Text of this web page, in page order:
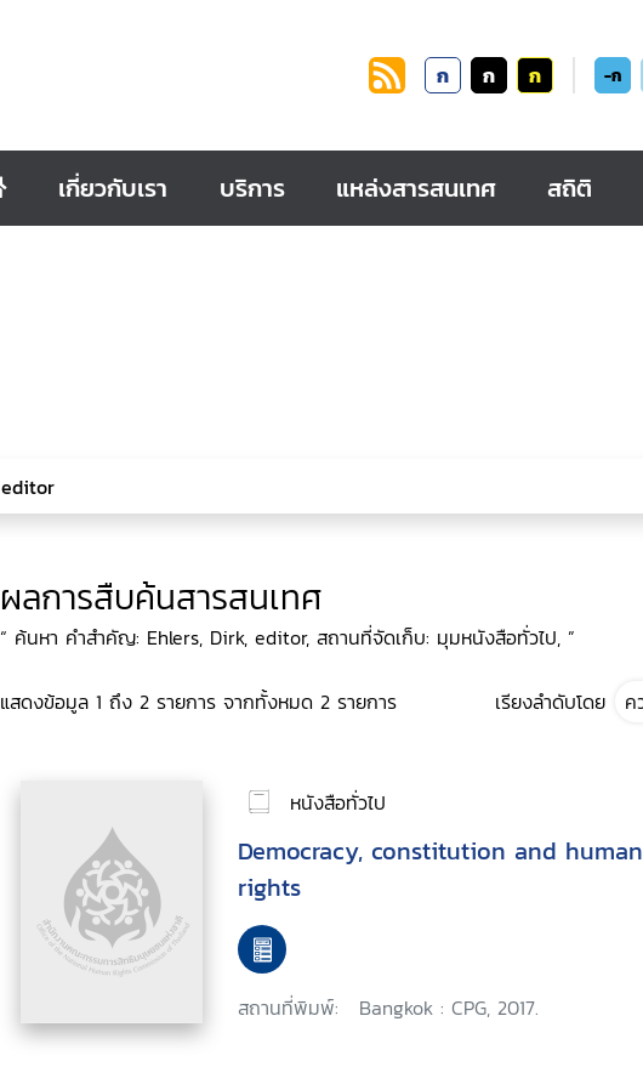
ก ก ก -ก
เกี่ยวกับเรา บริการ แหล่งสารสนเทศ สถิติ
ผลการสืบค้นสารสนเทศ
“ ค้นหา คำสำคัญ: Ehlers, Dirk, editor, สถานที่จัดเก็บ: มุมหนังสือทั่วไป, ”
แสดงข้อมูล 1 ถึง 2 รายการ จากทั้งหมด 2 รายการ เรียงลำดับโดย
หนังสือทั่วไป
Democracy, constitution and human
rights
สถานที่พิมพ์: Bangkok : CPG, 2017.